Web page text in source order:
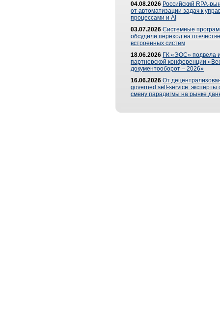
04.08.2026 Российский RPA-
от автоматизации задач к
процессами и AI
03.07.2026 Системные
обсудили переход на
встроенных систем
18.06.2026 ГК «ЭОС» подвела
партнерской конференции
документооборот – 2026»
16.06.2026 От
governed self-service: эксперты
смену парадигмы на рынке